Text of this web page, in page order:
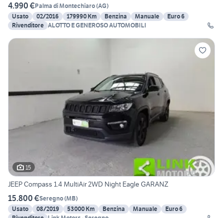
4.990 €Palma di Montechiaro(AG)
Usato
02/2016 179990 Km Benzina Manuale
Euro 6
Rivenditore ALOTTO E GENEROSO AUTOMOBILI
15
JEEP Compass 1.4 MultiAir 2WD Night Eagle GARANZ
15.800 €Seregno(MB)
Usato
08/2019 53000 Km Benzina Manuale
Euro 6